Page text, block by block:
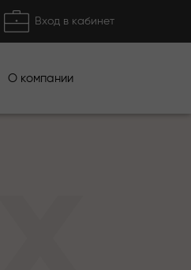
Вход в кабинет
О компании